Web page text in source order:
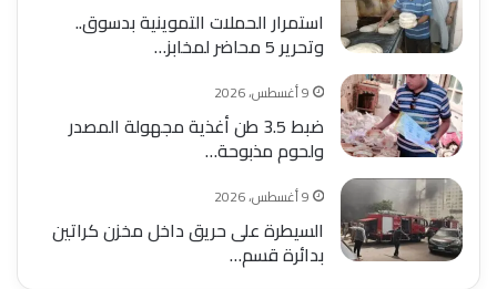
استمرار الحملات التموينية بدسوق..
وتحرير 5 محاضر لمخابز…
9 أغسطس، 2026
ضبط 3.5 طن أغذية مجهولة المصدر
ولحوم مذبوحة…
9 أغسطس، 2026
السيطرة على حريق داخل مخزن كراتين
بدائرة قسم…